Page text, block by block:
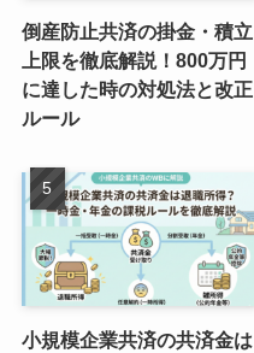
倒産防止共済の掛金・積立
上限を徹底解説！800万円
に達した時の対処法と改正
ルール
小規模企業共済の共済金は